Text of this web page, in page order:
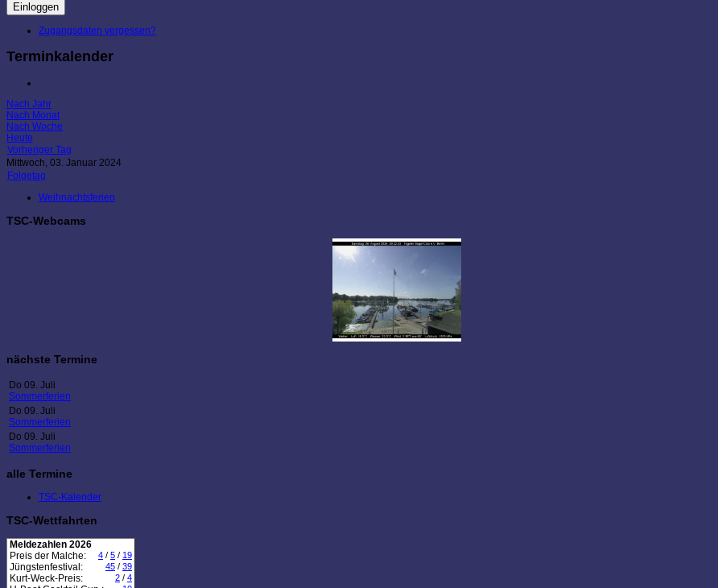
Einloggen
Zugangsdaten vergessen?
Terminkalender
Nach Jahr
Nach Monat
Nach Woche
Heute
Vorheriger Tag
Mittwoch, 03. Januar 2024
Folgetag
Weihnachtsferien
TSC-Webcams
nächste Termine
Do 09. Juli
Sommerferien
Do 09. Juli
Sommerferien
Do 09. Juli
Sommerferien
alle Termine
TSC-Kalender
TSC-Wettfahrten
Meldezahlen 2026
Preis der Malche:
4 / 5 / 19
Jüngstenfestival: 45 / 39
Kurt-Weck-Preis: 2 / 4